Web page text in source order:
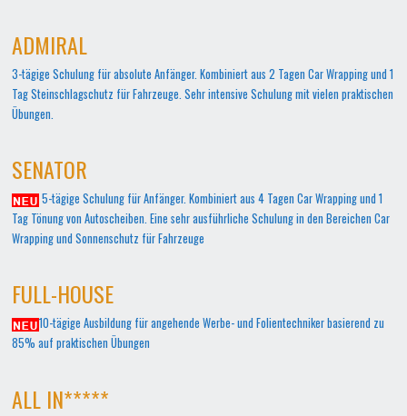
ADMIRAL
3-tägige Schulung für absolute Anfänger. Kombiniert aus 2 Tagen Car Wrapping und 1
Tag Steinschlagschutz für Fahrzeuge. Sehr intensive Schulung mit vielen praktischen
Übungen.
SENATOR
5-tägige Schulung für Anfänger. Kombiniert aus 4 Tagen Car Wrapping und 1
Tag Tönung von Autoscheiben. Eine sehr ausführliche Schulung in den Bereichen Car
Wrapping und Sonnenschutz für Fahrzeuge
FULL-HOUSE
10-tägige Ausbildung für angehende Werbe- und Folientechniker basierend zu
85% auf praktischen Übungen
ALL IN*****